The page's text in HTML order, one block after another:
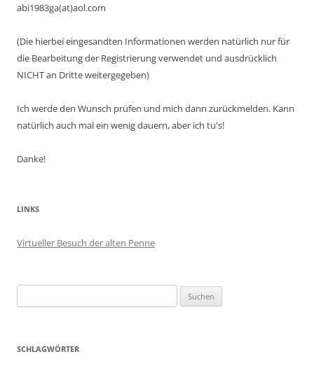
abi1983ga(at)aol.com
(Die hierbei eingesandten Informationen werden natürlich nur für
die Bearbeitung der Registrierung verwendet und ausdrücklich
NICHT an Dritte weitergegeben)
Ich werde den Wunsch prüfen und mich dann zurückmelden. Kann
natürlich auch mal ein wenig dauern, aber ich tu's!
Danke!
LINKS
Virtueller Besuch der alten Penne
nach:
SCHLAGWÖRTER